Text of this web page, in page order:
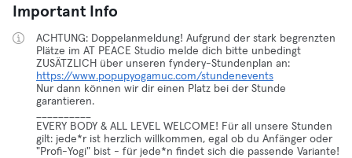
Important Info
ACHTUNG: Doppelanmeldung! Aufgrund der stark begrenzten
Plätze im AT PEACE Studio melde dich bitte unbedingt
ZUSÄTZLICH über unseren fyndery-Stundenplan an:
https://www.popupyogamuc.com/stundenevents
Nur dann können wir dir einen Platz bei der Stunde
garantieren.
EVERY BODY & ALL LEVEL WELCOME! Für all unsere Stunden
gilt: jede*r ist herzlich willkommen, egal ob du Anfänger oder
"Profi-Yogi" bist - für jede*n findet sich die passende Variante!